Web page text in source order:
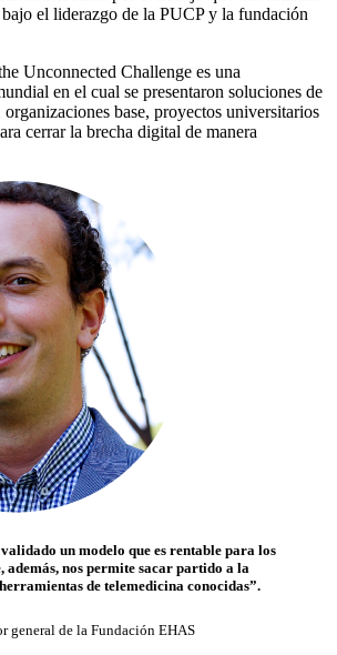
bajo el liderazgo de la PUCP y la fundación
Unconnected Challenge es una
en el cual se presentaron soluciones de
organizaciones base, proyectos universitarios
cerrar la brecha digital de manera
un modelo que es rentable para los
además, nos permite sacar partido a la
de telemedicina conocidas”.
general de la Fundación EHAS